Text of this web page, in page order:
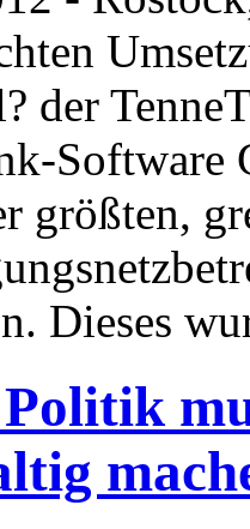
der
Software
größten,
Dieses